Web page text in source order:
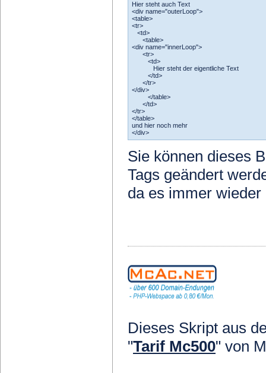
Hier steht auch Text
<div name="outerLoop">
<table>
<tr>
<td>
<table>
<div name="innerLoop">
<tr>
<td>
Hier steht der eigentliche Text
</td>
</tr>
</div>
</table>
</td>
</tr>
</table>
und hier noch mehr
</div>
Sie können dieses
Tags geändert
da es immer
Dieses Skript aus
"Tarif Mc500" von